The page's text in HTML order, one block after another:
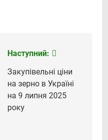
Наступний:
Закупівельні ціни
на зерно в Україні
на 9 липня 2025
року